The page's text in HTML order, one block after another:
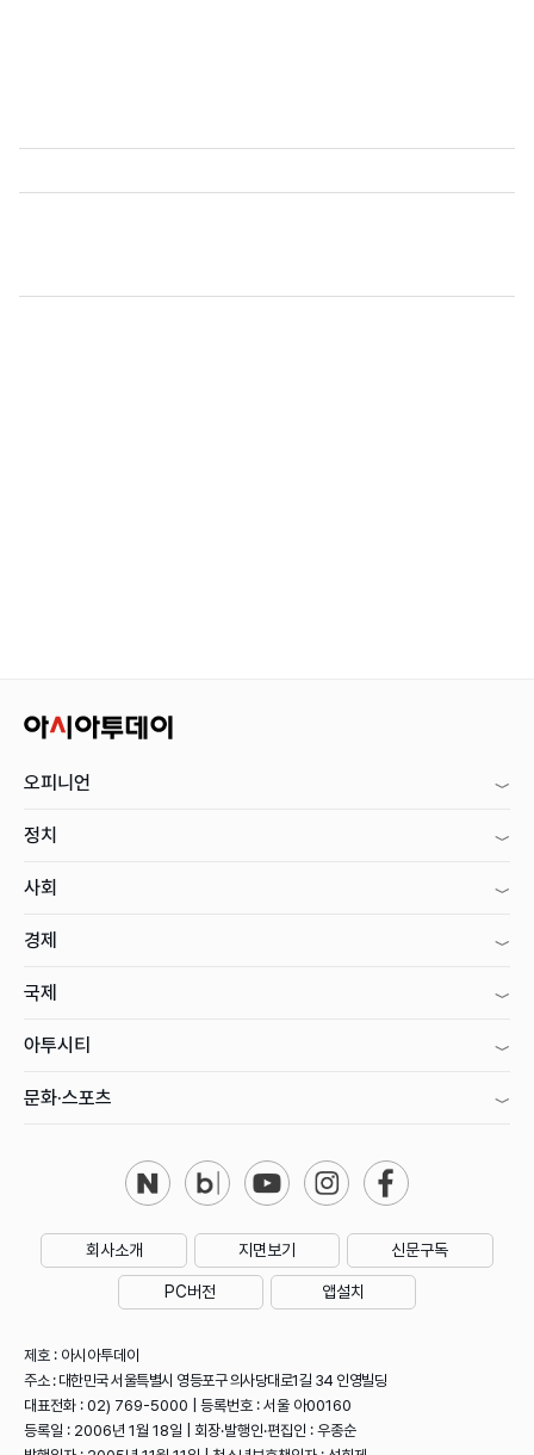
오피니언
정치
사회
경제
국제
아투시티
문화·스포츠
회사소개 지면보기 신문구독
PC버전 앱설치
제호 : 아시아투데이
주소 : 대한민국 서울특별시 영등포구 의사당대로1길 34 인영빌딩
대표전화 : 02) 769-5000 | 등록번호 : 서울 아00160
등록일 : 2006년 1월 18일 | 회장·발행인·편집인 : 우종순